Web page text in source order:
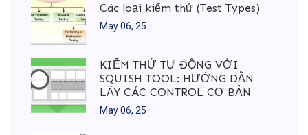
Các loại kiểm thử (Test Types)
May 06, 25
KIỂM THỬ TỰ ĐỘNG VỚI
SQUISH TOOL: HƯỚNG DẪN
LẤY CÁC CONTROL CƠ BẢN
May 06, 25